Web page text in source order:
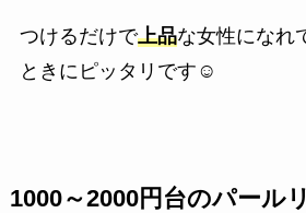
つけるだけで上品な女性になれ
ときにピッタリです☺
1000～2000円台のパール